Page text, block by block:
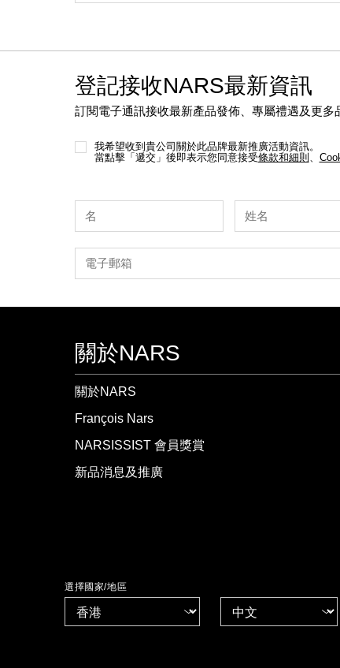
登記接收NARS最新資訊
訂閱電子通訊接收最新產品發佈、專屬禮遇及更多
我希望收到貴公司關於此品牌最新推廣活動資訊。
當點擊「遞交」後即表示您同意接受條款和細則 、
關於NARS
關於NARS
François Nars
NARSISSIST 會員獎賞
新品消息及推廣
選擇國家/地區